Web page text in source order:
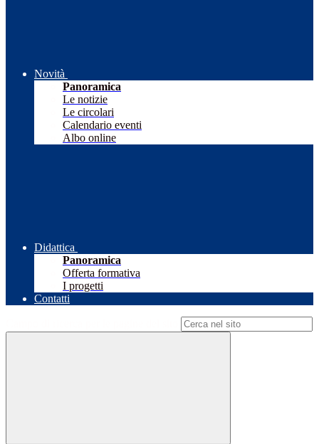
Novità
Panoramica
Le notizie
Le circolari
Calendario eventi
Albo online
Didattica
Panoramica
Offerta formativa
I progetti
Contatti